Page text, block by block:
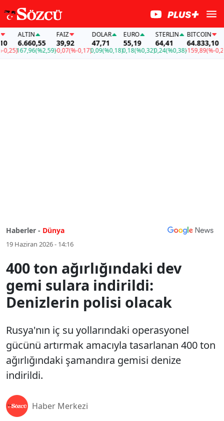
ALTIN
6.660,55
167,96(%2,59)
FAİZ
39,92
-0,07(%-0,17)
DOLAR
47,71
0,09(%0,18)
EURO
55,19
0,18(%0,32)
STERLIN
64,41
0,24(%0,38)
BITCOIN
64.833,10
-159,89(%-0,25)
Haberler - Dünya
19 Haziran 2026 - 14:16
400 ton ağırlığındaki dev
gemi sulara indirildi:
Denizlerin polisi olacak
Rusya'nın iç su yollarındaki operasyonel
gücünü artırmak amacıyla tasarlanan 400 ton
ağırlığındaki şamandıra gemisi denize
indirildi.
Haber Merkezi